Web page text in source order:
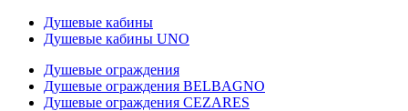
Душевые кабины
Душевые кабины UNO
Душевые ограждения
Душевые ограждения BELBAGNO
Душевые ограждения CEZARES